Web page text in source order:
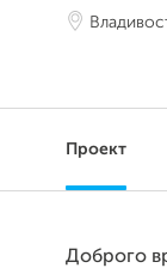
Проект
Доброго